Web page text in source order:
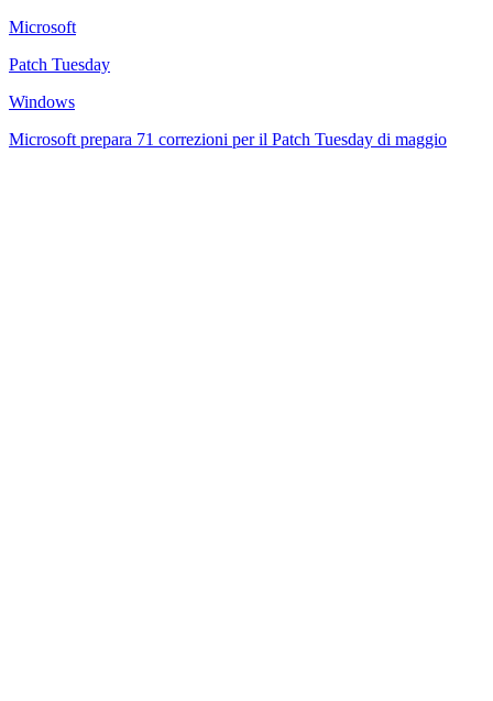
Microsoft
Patch Tuesday
Windows
Microsoft prepara 71 correzioni per il Patch Tuesday di maggio